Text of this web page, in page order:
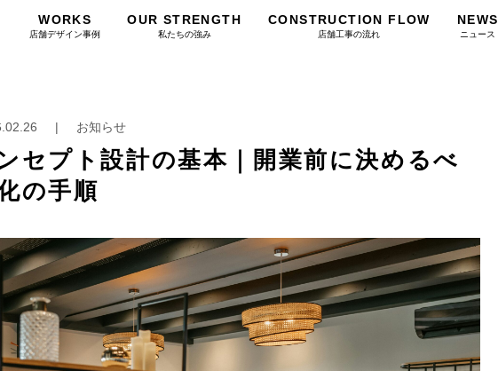
WORKS
店舗デザイン事例
OUR STRENGTH
私たちの強み
CONSTRUCTION FLOW
店舗工事の流れ
NEWS
ニュース
| お知らせ
セプト設計の基本｜開業前に決めるべ
の手順